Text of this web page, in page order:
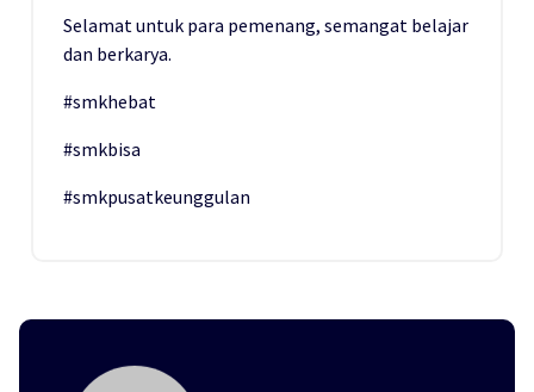
Selamat untuk para pemenang, semangat belajar
dan berkarya.
#smkhebat
#smkbisa
#smkpusatkeunggulan